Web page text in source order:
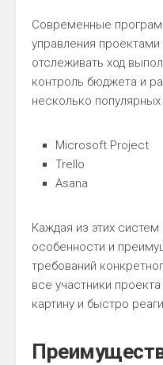
Современные
управления
отслеживать ход
контроль бюджета и
несколько
Microsoft Project
Trello
Asana
Каждая из этих
особенности и
требований
все участники
картину и быстро